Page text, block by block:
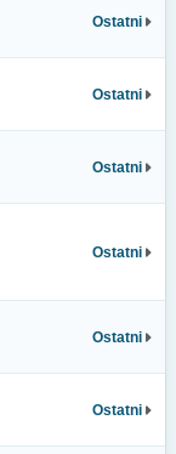
Ostatni
Ostatni
Ostatni
Ostatni
Ostatni
Ostatni